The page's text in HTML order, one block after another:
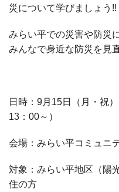
災について学びましょう !!
みらい平での災害や防災
みんなで身近な防災を見
日時： 9月 15日（月・祝）
13 ： 00～）
会場：みらい平コミュニ
対象：みらい平地区（陽
住の方